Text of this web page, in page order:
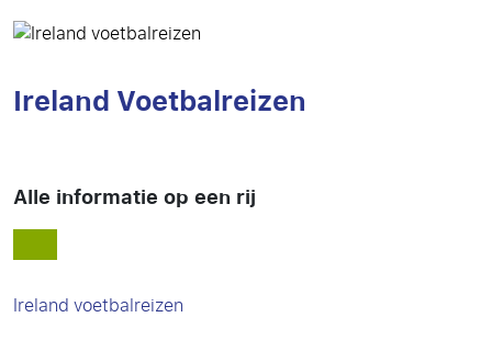
Ireland Voetbalreizen
Alle informatie op een rij
Ireland voetbalreizen